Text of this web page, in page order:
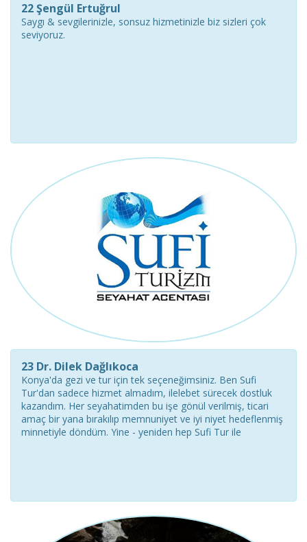
22 Şengül Ertuğrul
Saygı & sevgilerinizle, sonsuz hizmetinizle biz sizleri çok
seviyoruz.
23 Dr. Dilek Dağlıkoca
Konya'da gezi ve tur için tek seçeneğimsiniz. Ben Sufi
Tur'dan sadece hizmet almadım, ilelebet sürecek dostluk
kazandım. Her seyahatimden bu işe gönül verilmiş, ticari
amaç bir yana bırakılıp memnuniyet ve iyi niyet hedeflenmiş
minnetiyle döndüm. Yine - yeniden hep Sufi Tur ile